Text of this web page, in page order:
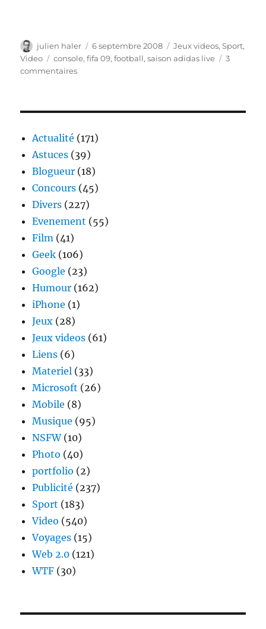
Auteur
julien haler
Publié
le
6 septembre 2008 Catégories
Jeux videos,Sport,
Video
Étiquettes
console,fifa 09,football,saison adidas live
3
commentairessur
de
la
saison
Live
Adidas
Actualité (171)
Astuces (39)
Blogueur (18)
Concours (45)
Divers (227)
Evenement (55)
Film (41)
Geek (106)
Google (23)
Humour (162)
iPhone (1)
Jeux (28)
Jeux videos (61)
Liens (6)
Materiel (33)
Microsoft (26)
Mobile (8)
Musique (95)
NSFW(10)
Photo (40)
portfolio (2)
Publicité (237)
Sport (183)
Video (540)
Voyages (15)
Web 2.0 (121)
WTF (30)